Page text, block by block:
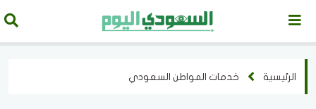
الرئيسية خدمات المواطن السعودي